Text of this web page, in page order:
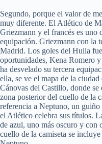
e
n
i
d
o
Segundo, porque el valor de
muy diferente. El Atlético de
Griezmann y el francés es uno
equipación. Griezmann con la
Madrid. Los goles del Huila
oportunidades, Kena Romero
ha desvelado su tercera
ella, se ve el mapa de la
Cánovas del Castillo, donde
zona posterior del cuello de la
referencia a Neptuno, un
el Atlético celebra sus títulos.
de azul, uno más oscuro y con
cuello de la camiseta se